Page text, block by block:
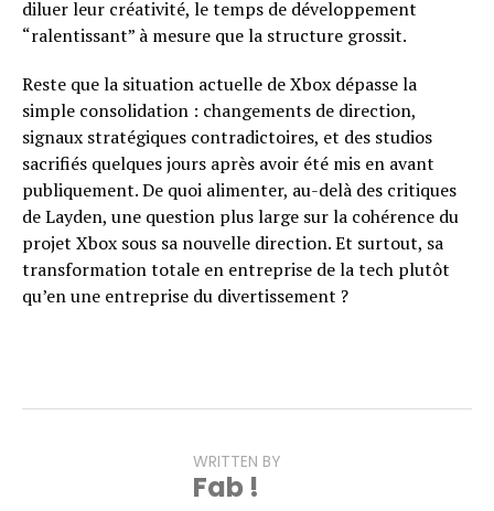
diluer leur créativité, le temps de développement
“ralentissant” à mesure que la structure grossit.
Reste que la situation actuelle de Xbox dépasse la
simple consolidation : changements de direction,
signaux stratégiques contradictoires, et des studios
sacrifiés quelques jours après avoir été mis en avant
publiquement. De quoi alimenter, au-delà des critiques
de Layden, une question plus large sur la cohérence du
projet Xbox sous sa nouvelle direction. Et surtout, sa
transformation totale en entreprise de la tech plutôt
qu’en une entreprise du divertissement ?
WRITTEN BY
Fab !